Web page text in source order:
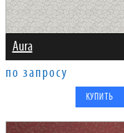
Aura
по запросу